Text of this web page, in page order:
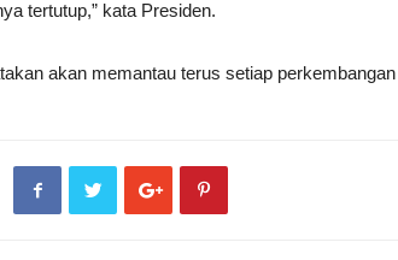
tertutup,” kata Presiden.
akan memantau terus setiap